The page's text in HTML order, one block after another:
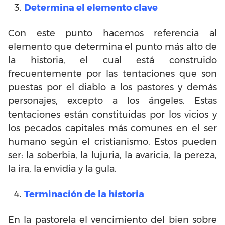
Determina el elemento clave
Con este punto hacemos referencia al
elemento que determina el punto más alto de
la historia, el cual está construido
frecuentemente por las tentaciones que son
puestas por el diablo a los pastores y demás
personajes, excepto a los ángeles. Estas
tentaciones están constituidas por los vicios y
los pecados capitales más comunes en el ser
humano según el cristianismo. Estos pueden
ser: la soberbia, la lujuria, la avaricia, la pereza,
la ira, la envidia y la gula.
Terminación de la historia
En la pastorela el vencimiento del bien sobre